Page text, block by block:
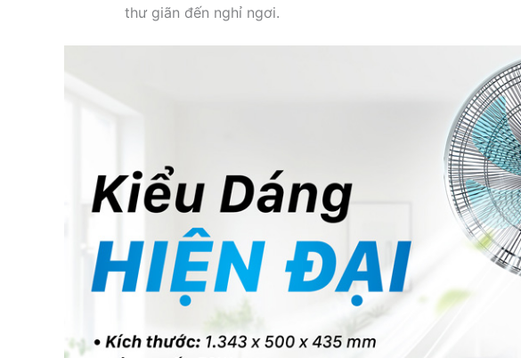
thư giãn đến nghỉ ngơi.